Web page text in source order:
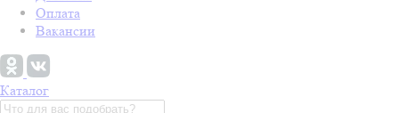
Оплата
Вакансии
Каталог